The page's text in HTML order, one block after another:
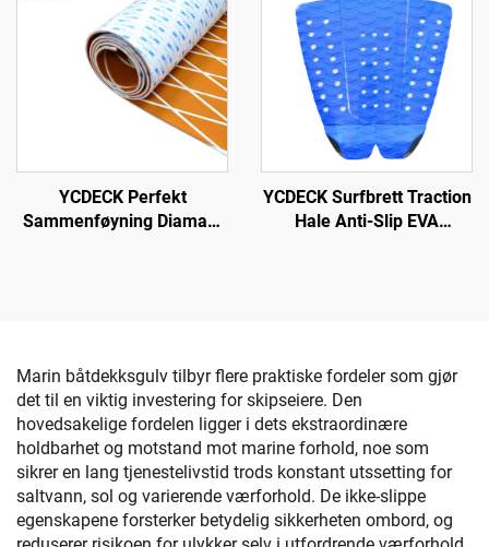
Swimmingpool Havdekke
Pad
Yacht Kayak Swim
Platform
YCDECK Perfekt
Sammenføyning Diamant
YCDECK Surfbrett Traction
Hale Anti-Slip EVA
Marin båtdekksgulv tilbyr flere praktiske fordeler som gjør
det til en viktig investering for skipseiere. Den
hovedsakelige fordelen ligger i dets ekstraordinære
holdbarhet og motstand mot marine forhold, noe som
sikrer en lang tjenestelivstid trods konstant utssetting for
saltvann, sol og varierende værforhold. De ikke-slippe
egenskapene forsterker betydelig sikkerheten ombord, og